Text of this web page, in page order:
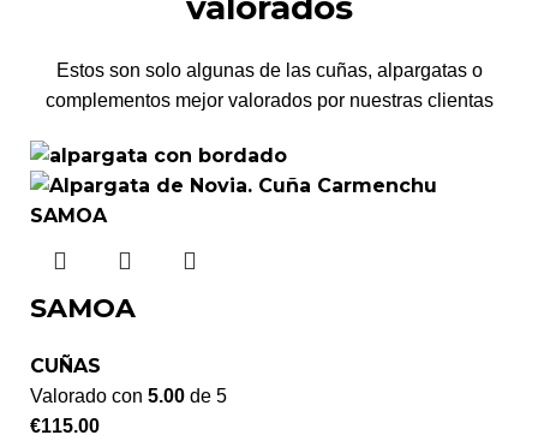
Estos son solo algunas de las cuñas, alpargatas o
complementos mejor valorados por nuestras clientas
SAMOA
CUÑAS
Valorado con 5.00 de 5
€115.00